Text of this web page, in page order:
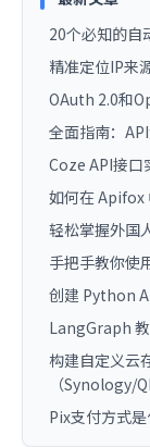
20个必知的自
精准定位IP来
OAuth 2.0和
全面指南：
Coze API接口
如何在 Apifox
轻松掌握外国
手把手教你使
创建 Python
LangGraph
构建自定义云
（Synology/
Pix支付方式是